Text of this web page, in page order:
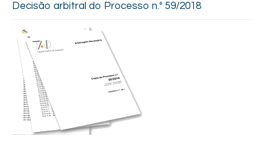
Decisão arbitral do Processo n.º 59/2018